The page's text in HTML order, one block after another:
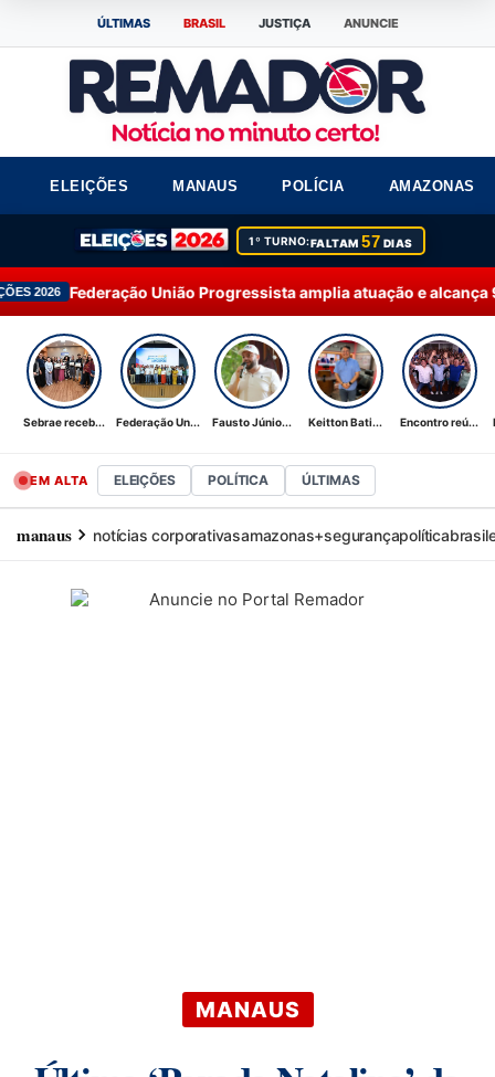
ÚLTIMAS BRASIL JUSTIÇA ANUNCIE
ELEIÇÕES MANAUS POLÍCIA AMAZONAS
1º TURNO:FALTAM57 DIAS
Progressista amplia atuação e alcança 92% dos municípios
Sebrae receb... Federação Un... Fausto Júnio... Keitton Bati... Encontro reú...
EM ALTA ELEIÇÕES POLÍTICA ÚLTIMAS
manaus notícias corporativasamazonas+segurançapolíticabrasil
MANAUS